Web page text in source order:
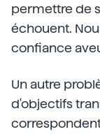
permettre de
échouent.
confiance
Un autre
d'objectifs